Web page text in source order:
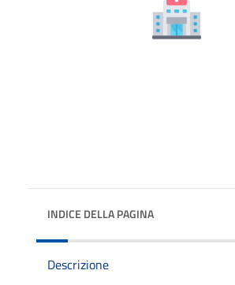
INDICE DELLA PAGINA
Descrizione